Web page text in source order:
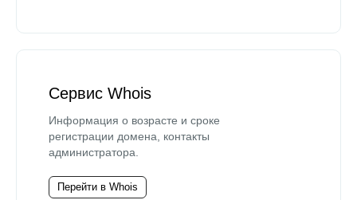
Сервис Whois
Информация о возрасте и сроке
регистрации домена, контакты
администратора.
Перейти в Whois